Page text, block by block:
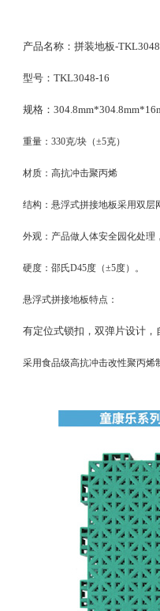
产品名称：拼装地板-
型号：TKL3048-16
规格：
重量：330克/块（±5克）
材质：高抗冲击聚丙烯
结构：悬浮式拼接地板采用双层
外观：产品做人体安全园化处理
硬度：邵氏D45度（±5度）。
悬浮式拼接地板特点：
有定位式锁扣，双弹片设计，
采用食品级高抗冲击改性聚丙烯